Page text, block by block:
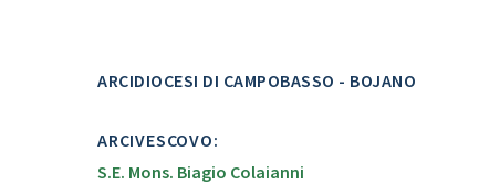
ARCIDIOCESI DI CAMPOBASSO - BOJANO
ARCIVESCOVO:
S.E. Mons. Biagio Colaianni